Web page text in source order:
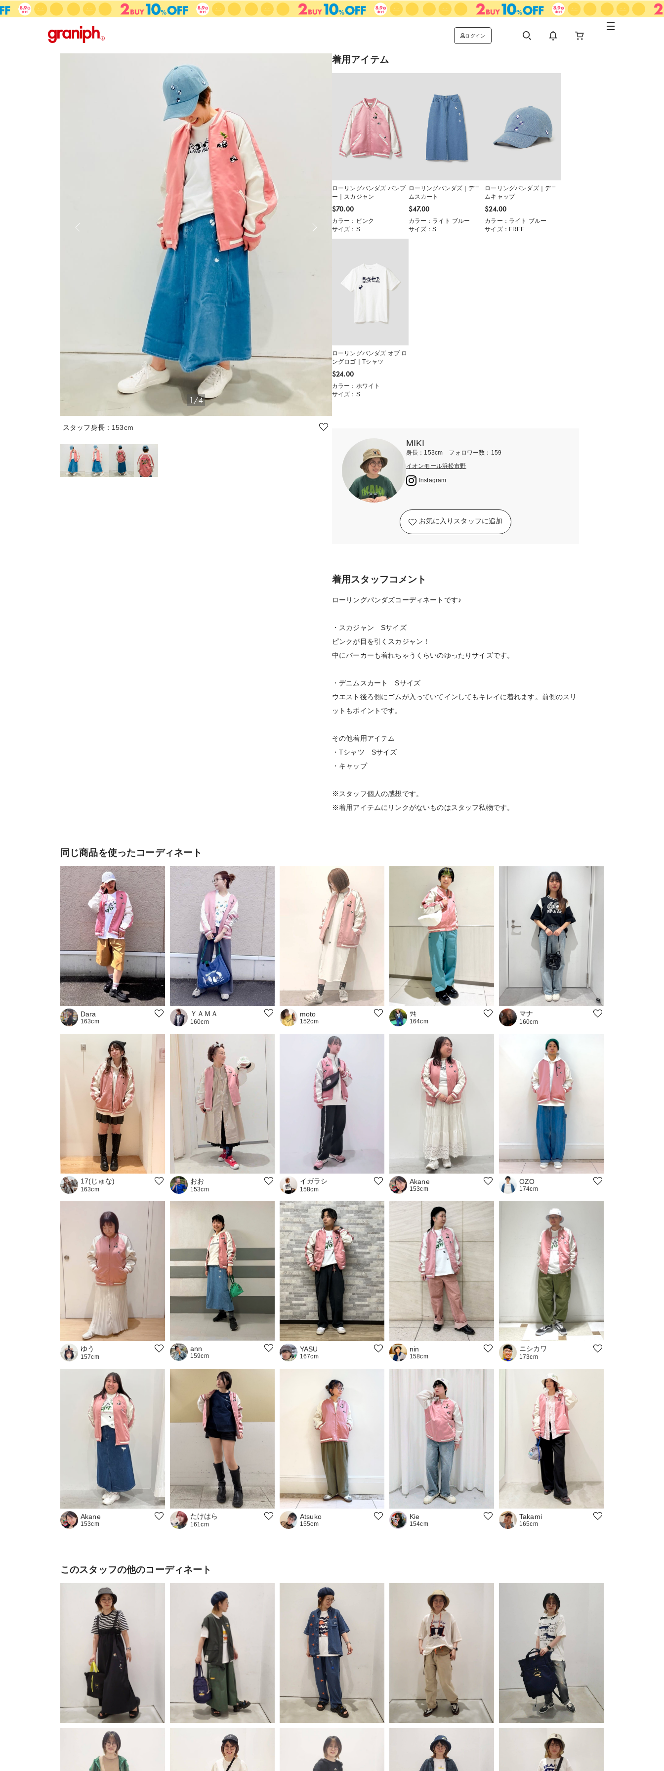
ログイン
1/4
スタッフ身長：153cm
着用アイテム
ローリングパンダズ バンブ
ー｜スカジャン
$‌70.00
カラー：ピンク
サイズ：S
ローリングパンダズ｜デニ
ムスカート
$‌47.00
カラー：ライト ブルー
サイズ：S
ローリングパンダズ｜デニ
ムキャップ
$‌24.00
カラー：ライト ブルー
サイズ：FREE
ローリングパンダズ オブ ロ
ングロゴ｜Tシャツ
$‌24.00
カラー：ホワイト
サイズ：S
MIKI
身長：153cm フォロワー数：159
イオンモール浜松市野
Instagram
お気に入りスタッフに追加
着用スタッフコメント
ローリングパンダズコーディネートです♪
・スカジャン Sサイズ
ピンクが目を引くスカジャン！
中にパーカーも着れちゃうくらいのゆったりサイズです。
・デニムスカート Sサイズ
ウエスト後ろ側にゴムが入っていてインしてもキレイに着れます。前側のスリ
ットもポイントです。
その他着用アイテム
・Tシャツ Sサイズ
・キャップ
※スタッフ個人の感想です。
※着用アイテムにリンクがないものはスタッフ私物です。
同じ商品を使ったコーディネート
Dara
163cm
ＹＡＭＡ
160cm
moto
152cm
ﾂｷ
164cm
マナ
160cm
17(じゅな)
163cm
おお
153cm
イガラシ
158cm
Akane
153cm
OZO
174cm
ゆう
157cm
ann
159cm
YASU
167cm
nin
158cm
ニシカワ
173cm
Akane
153cm
たけはら
161cm
Atsuko
155cm
Kie
154cm
Takami
165cm
このスタッフの他のコーディネート